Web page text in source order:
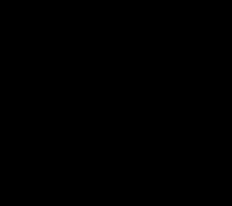
и осталась в полном восторге.
шедевр. Качество исполнения на
изображений!